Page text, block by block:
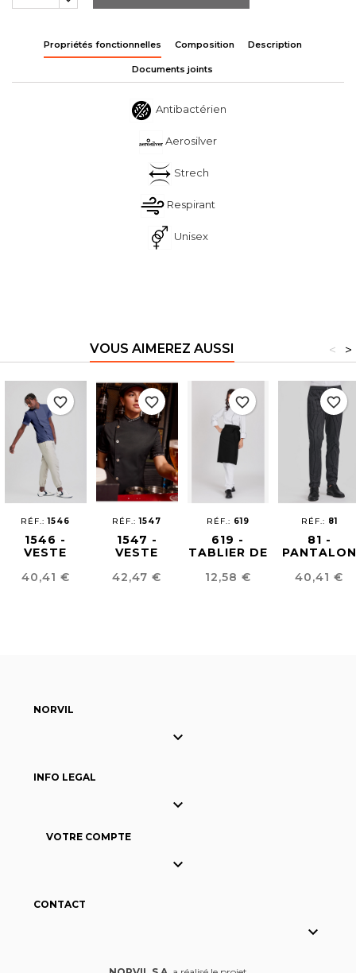
Propriétés fonctionnelles Composition Description
Documents joints
Antibactérien
Aerosilver
Strech
Respirant
Unisex
VOUS AIMEREZ AUSSI >
<
RÉF.:1546
1546 -
VESTE
SHOW
Prix
40,41 €
favorite_border
RÉF.:1547
1547 -
VESTE
SHOW
Prix
42,47 €
favorite_border
RÉF.: 619
619 -
TABLIER DE
Prix
12,58 €
favorite_border
RÉF.: 81
81 -
PANTALON
UNISEX
Prix
40,41 €
favorite_border
NORVIL

INFO LEGAL

VOTRE COMPTE

CONTACT
